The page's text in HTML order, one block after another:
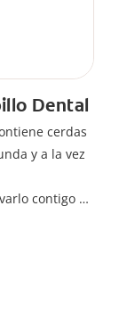
Dental
cerdas
y a la vez
contigo a